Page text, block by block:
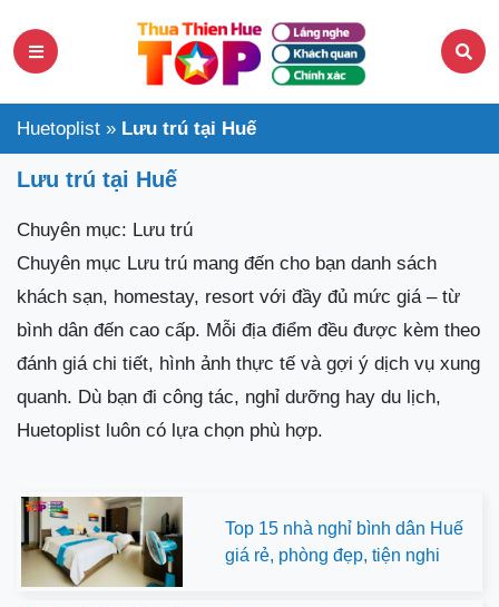
Huetoplist » Lưu trú tại Huế
Lưu trú tại Huế
Chuyên mục: Lưu trú
Chuyên mục Lưu trú mang đến cho bạn danh sách
khách sạn, homestay, resort với đầy đủ mức giá – từ
bình dân đến cao cấp. Mỗi địa điểm đều được kèm theo
đánh giá chi tiết, hình ảnh thực tế và gợi ý dịch vụ xung
quanh. Dù bạn đi công tác, nghỉ dưỡng hay du lịch,
Huetoplist luôn có lựa chọn phù hợp.
Top 15 nhà nghỉ bình dân Huế
giá rẻ, phòng đẹp, tiện nghi